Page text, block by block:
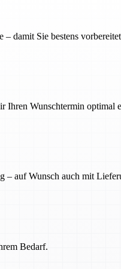
damit Sie bestens
Ihren Wunschtermin optimal
– auf Wunsch auch mit
Bedarf.